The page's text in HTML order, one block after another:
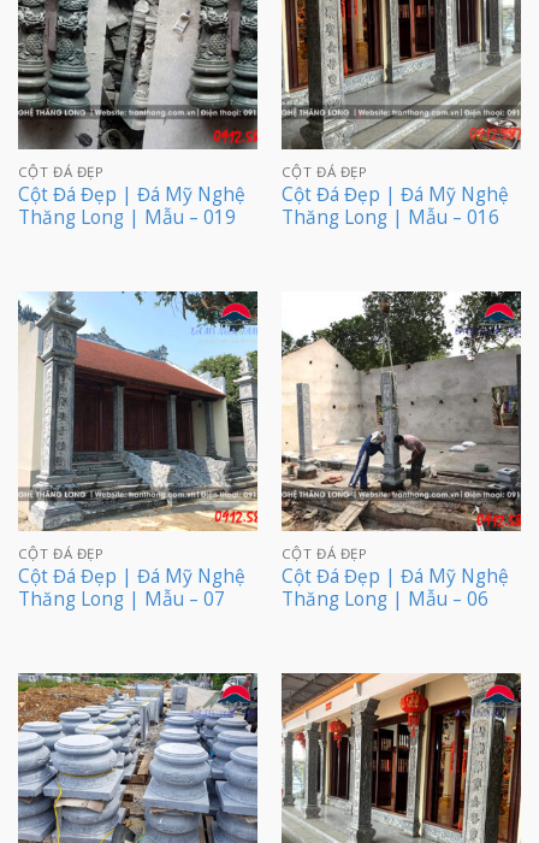
CỘT ĐÁ ĐẸP
Cột Đá Đẹp | Đá Mỹ Nghệ
Thăng Long | Mẫu – 019
CỘT ĐÁ ĐẸP
Cột Đá Đẹp | Đá Mỹ Nghệ
Thăng Long | Mẫu – 016
CỘT ĐÁ ĐẸP
Cột Đá Đẹp | Đá Mỹ Nghệ
Thăng Long | Mẫu – 07
CỘT ĐÁ ĐẸP
Cột Đá Đẹp | Đá Mỹ Nghệ
Thăng Long | Mẫu – 06